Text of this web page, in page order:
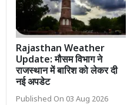
Rajasthan Weather
Update: मौसम विभाग ने
राजस्थान में बारिश को लेकर दी
नई अपडेट
Published On 03 Aug 2026